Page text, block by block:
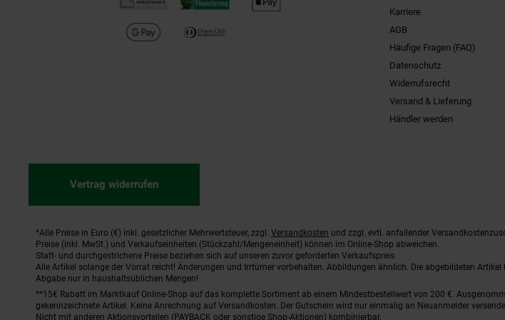
Karriere
AGB
Häufige Fragen (FAQ)
Datenschutz
Widerrufsrecht
Versand & Lieferung
Händler werden
Vertrag widerrufen
Fußnoten
*Alle Preise in Euro (€) inkl. gesetzlicher Mehrwertsteuer, zzgl. Versandkosten und zzgl. evtl. anfallender
Preise (inkl. MwSt.) und Verkaufseinheiten (Stückzahl/Mengeneinheit) können im Online-Shop abweichen.
Statt- und durchgestrichene Preise beziehen sich auf unseren zuvor geforderten Verkaufspreis.
Alle Artikel solange der Vorrat reicht! Änderungen und Irrtümer vorbehalten. Abbildungen ähnlich. Die abgebildeten
Abgabe nur in haushaltsüblichen Mengen!
**15€ Rabatt im Marktkauf Online-Shop auf das komplette Sortiment ab einem Mindestbestellwert von 200 €.
gekennzeichnete Artikel. Keine Anrechnung auf Versandkosten. Der Gutschein wird nur einmalig an Neuanmelder
Nicht mit anderen Aktionsvorteilen (PAYBACK oder sonstige Shop-Aktionen) kombinierbar.